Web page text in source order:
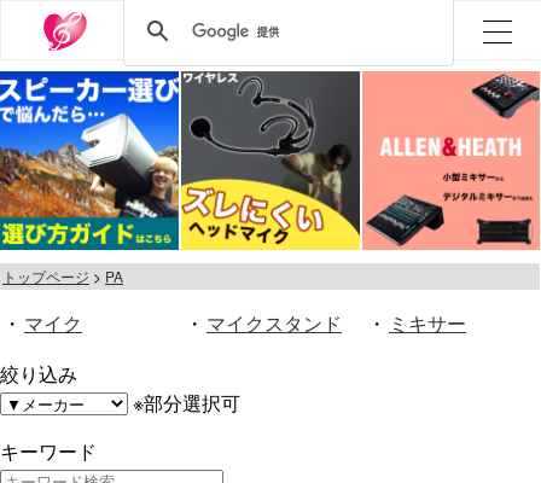
トップページ PA
・ マイク ・ マイクスタンド ・ ミキサー
絞り込み
※部分選択可
キーワード